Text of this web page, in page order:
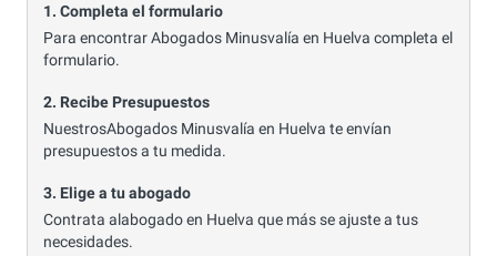
1. Completa el formulario
Para encontrar Abogados Minusvalía en Huelva completa el
formulario.
2. Recibe Presupuestos
NuestrosAbogados Minusvalía en Huelva te envían
presupuestos a tu medida.
3. Elige a tu abogado
Contrata alabogado en Huelva que más se ajuste a tus
necesidades.